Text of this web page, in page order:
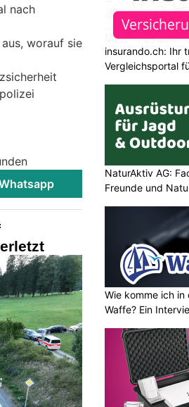
nach
worauf sie
insurando.ch: Ihr
Vergleichsportal
NaturAktiv AG:
Freunde und
Wie komme ich
Waffe? Ein